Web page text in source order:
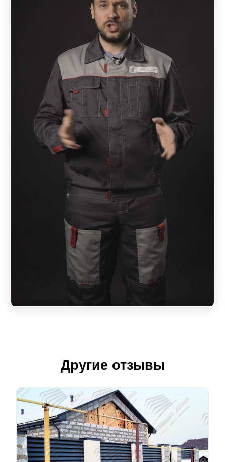
Другие отзывы